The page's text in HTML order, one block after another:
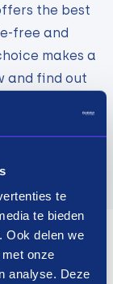
te
te bieden
Ook delen we
onze
analyse. Deze
the best
free and
makes a
and find out